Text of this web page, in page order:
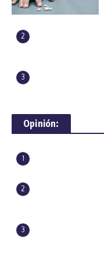
2
3
Opinión:
1
2
3